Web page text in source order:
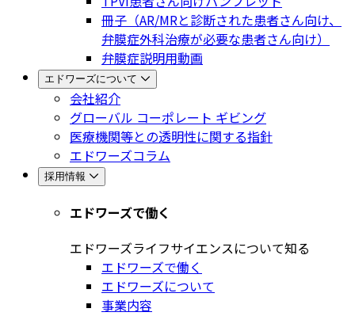
冊子（AR/MRと診断された患者さん向け、
弁膜症外科治療が必要な患者さん向け）
弁膜症説明用動画
エドワーズについて
会社紹介
グローバル コーポレート ギビング
医療機関等との透明性に関する指針
エドワーズコラム
採用情報
エドワーズで働く
エドワーズライフサイエンスについて知る
エドワーズで働く
エドワーズについて
事業内容